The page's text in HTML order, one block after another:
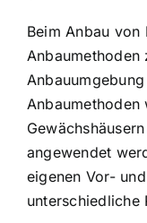
Beim Anbau
Anbaumethoden
Anbaumethoden
angewendet
eigenen Vor-
unterschiedliche